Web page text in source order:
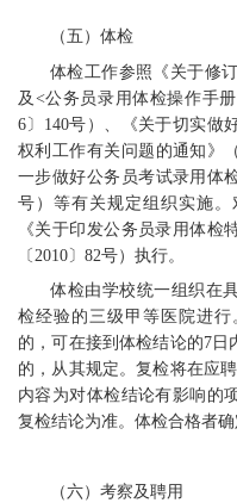
（五）体检
体检工作参照《关于修
及<公务员录用体检操作手
6〕140号）、《关于切实做
权利工作有关问题的通知》
一步做好公务员考试录用体
号）等有关规定组织实施
《关于印发公务员录用体检
〔2010〕82号）执行。
体检由学校统一组织在
检经验的三级甲等医院进
的，可在接到体检结论的7
的，从其规定。复检将在应
内容为对体检结论有影响的
复检结论为准。体检合格者确
（六）考察及聘用